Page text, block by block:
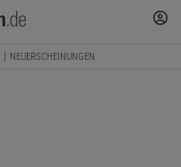
NEUERSCHEINUNGEN